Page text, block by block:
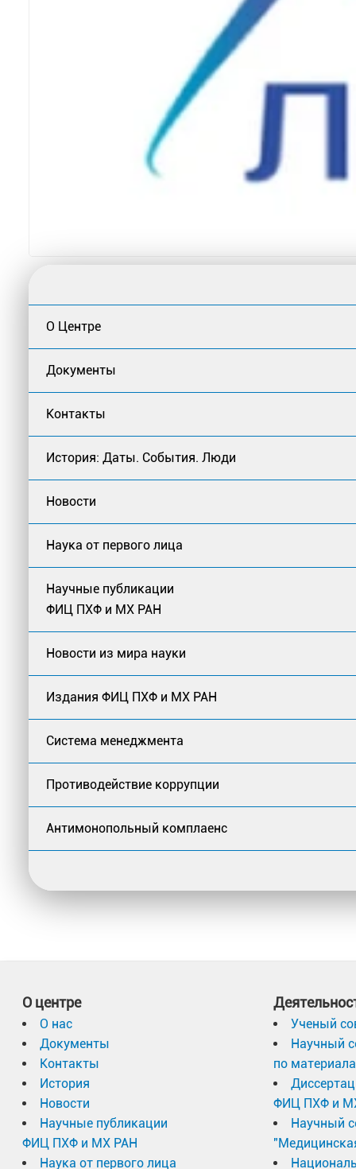
О Центре
Документы
Контакты
История: Даты. События. Люди
Новости
Наука от первого лица
Научные публикации
ФИЦ ПХФ и МХ РАН
Новости из мира науки
Издания ФИЦ ПХФ и МХ РАН
Система менеджмента
Противодействие коррупции
Антимонопольный комплаенс
О центре
О нас
Документы
Контакты
История
Новости
Научные публикации
ФИЦ ПХФ и МХ РАН
Наука от первого лица
Ученый
Научный
по
ФИЦ ПХФ и
Научный